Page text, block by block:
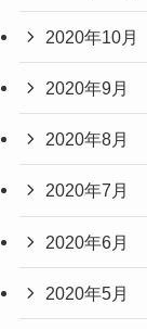
2020年10月
2020年9月
2020年8月
2020年7月
2020年6月
2020年5月